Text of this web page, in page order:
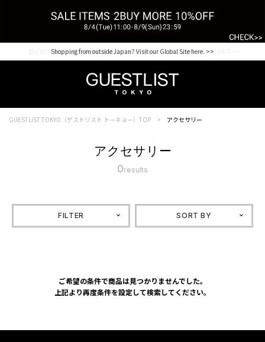
Shopping from outside Japan? Visit our Global Site here. >>
【for NEW MEMBER】新規会員様1000Point Present Campaign CHECK IT>>
GUESTLIST TOKYO（ゲストリスト トーキョー）TOP アクセサリー
アクセサリー
0results
FILTER SORT BY
ご希望の条件で商品は見つかりませんでした。
上記より再度条件を設定して検索してください。